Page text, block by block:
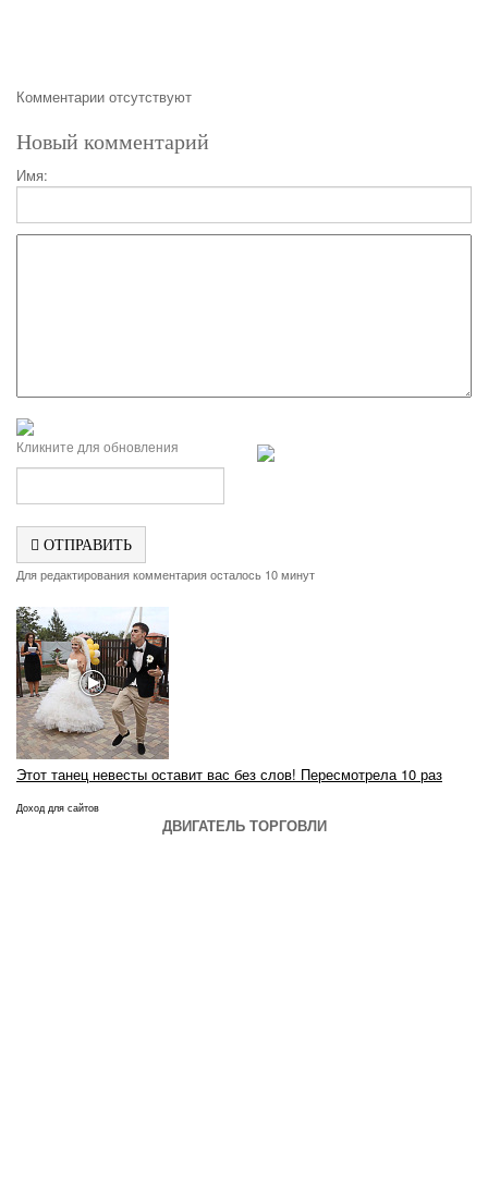
Комментарии отсутствуют
Новый комментарий
Имя:
Кликните для обновления
ОТПРАВИТЬ
Для редактирования комментария осталось 10 минут
Этот танец невесты оставит вас без слов! Пересмотрела 10 раз
Доход для сайтов
ДВИГАТЕЛЬ ТОРГОВЛИ